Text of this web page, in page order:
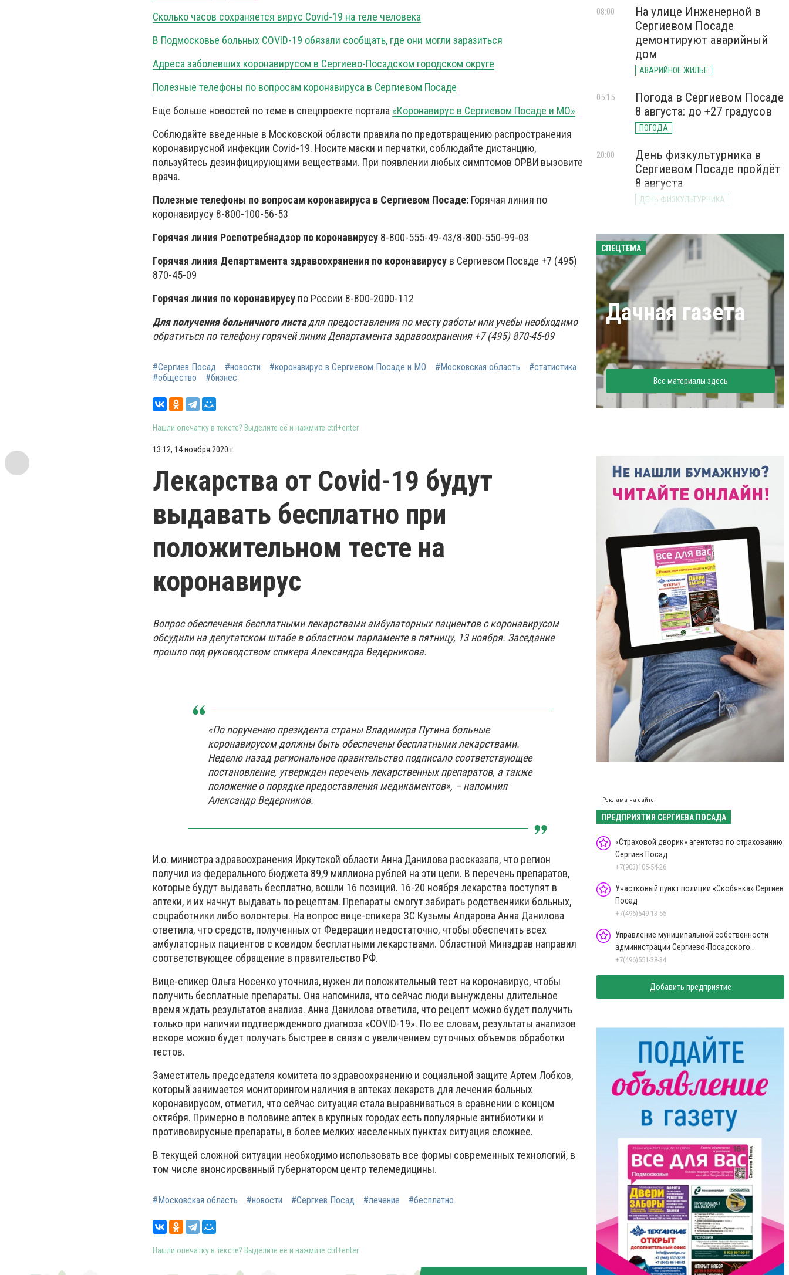
Сколько часов сохраняется вирус Covid-19 на теле человека
В Подмосковье больных COVID-19 обязали сообщать, где они могли заразиться
Адреса заболевших коронавирусом в Сергиево-Посадском городском округе
Полезные телефоны по вопросам коронавируса в Сергиевом Посаде
Еще больше новостей по теме в спецпроекте портала «Коронавирус в Сергиевом Посаде и МО»
Соблюдайте введенные в Московской области правила по предотвращению распространения
коронавирусной инфекции Covid-19. Носите маски и перчатки, соблюдайте дистанцию,
пользуйтесь дезинфицирующими веществами. При появлении любых симптомов ОРВИ вызовите
врача.⠀
Полезные телефоны по вопросам коронавируса в Сергиевом Посаде: Горячая линия по
коронавирусу 8-800-100-56-53
Горячая линия Роспотребнадзор по коронавирусу 8-800-555-49-43/8-800-550-99-03
Горячая линия Департамента здравоохранения по коронавирусу в Сергиевом Посаде +7 (495)
870-45-09
Горячая линия по коронавирусу по России 8-800-2000-112
Для получения больничного листадля предоставления по месту работы или учебы необходимо
обратиться по телефону горячей линии Департамента здравоохранения +7 (495) 870-45-09
#Сергиев Посад #новости #коронавирус в Сергиевом Посаде и МО #Московская область
#статистика
#общество
#бизнес
Нашли опечатку в тексте? Выделите её и нажмите ctrl+enter
13:12, 14 ноября 2020 г.
Лекарства от Covid-19 будут
выдавать бесплатно при
положительном тесте на
коронавирус
Вопрос обеспечения бесплатными лекарствами амбулаторных пациентов с коронавирусом
обсудили на депутатском штабе в областном парламенте в пятницу, 13 ноября. Заседание
прошло под руководством спикера Александра Ведерникова.
«По поручению президента страны Владимира Путина больные
коронавирусом должны быть обеспечены бесплатными лекарствами.
Неделю назад региональное правительство подписало соответствующее
постановление, утвержден перечень лекарственных препаратов, а также
положение о порядке предоставления медикаментов», – напомнил
Александр Ведерников.
И.о. министра здравоохранения Иркутской области Анна Данилова рассказала, что регион
получил из федерального бюджета 89,9 миллиона рублей на эти цели. В перечень препаратов,
которые будут выдавать бесплатно, вошли 16 позиций. 16-20 ноября лекарства поступят в
аптеки, и их начнут выдавать по рецептам. Препараты смогут забирать родственники больных,
соцработники либо волонтеры. На вопрос вице-спикера ЗС Кузьмы Алдарова Анна Данилова
ответила, что средств, полученных от Федерации недостаточно, чтобы обеспечить всех
амбулаторных пациентов с ковидом бесплатными лекарствами. Областной Минздрав направил
соответствующее обращение в правительство РФ.
Вице-спикер Ольга Носенко уточнила, нужен ли положительный тест на коронавирус, чтобы
получить бесплатные препараты. Она напомнила, что сейчас люди вынуждены длительное
время ждать результатов анализа. Анна Данилова ответила, что рецепт можно будет получить
только при наличии подтвержденного диагноза «COVID-19». По ее словам, результаты анализов
вскоре можно будет получать быстрее в связи с увеличением суточных объемов обработки
тестов.
Заместитель председателя комитета по здравоохранению и социальной защите Артем Лобков,
который занимается мониторингом наличия в аптеках лекарств для лечения больных
коронавирусом, отметил, что сейчас ситуация стала выравниваться в сравнении с концом
октября. Примерно в половине аптек в крупных городах есть популярные антибиотики и
противовирусные препараты, в более мелких населенных пунктах ситуация сложнее.
В текущей сложной ситуации необходимо использовать все формы современных технологий, в
том числе анонсированный губернатором центр телемедицины.
#Московская область #новости #Сергиев Посад #лечение #бесплатно
Нашли опечатку в тексте? Выделите её и нажмите ctrl+enter
На улице Инженерной в
Сергиевом Посаде
демонтируют аварийный
дом
АВАРИЙНОЕ ЖИЛЬЁ
08:00
Погода в Сергиевом Посаде
8 августа: до +27 градусов
ПОГОДА
05:15
День физкультурника в
Сергиевом Посаде пройдёт
8 августа
ДЕНЬ ФИЗКУЛЬТУРНИКА
20:00
СПЕЦТЕМА
Дачная газета
Все материалы здесь
Реклама на сайте
ПРЕДПРИЯТИЯ СЕРГИЕВА ПОСАДА
«Страховой дворик» агентство по страхованию
Сергиев Посад
+7(903)105-54-26
Участковый пункт полиции «Скобянка» Сергиев
Посад
+7(496)549-13-55
Управление муниципальной собственности
администрации Сергиево-Посадского
городского округа
+7(496)551-38-34
Добавить предприятие